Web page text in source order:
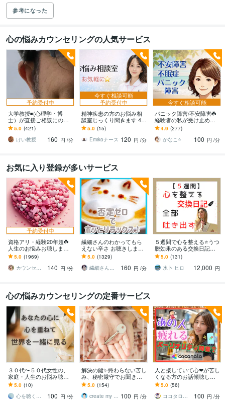
参考になった
心の悩みカウンセリングの人気サービス
予約受付中
大学教授◾️(心理学・博
士）が直接ご相談にのり
ます 学生さんが、心理学
の先生に恋愛相談するよ
うなお気軽さでどうぞ
5.0 (421)
けい教授
160 円 /分
今すぐ相談可能
予約受付中
精神疾患の方のお悩み相
談室じっくり聞きます 48
時間以内にあなただけの
Word資料を無料でお届け
します
5.0 (15)
Emikoナース 120 円 /分
今すぐ相談可能
パニック障害/不安障害☘️
経験者の私が受け止めま
す これってパニック障
害？様々な対処法、あな
たと一緒に考えます
4.9 (277)
かなこ⭐️
100 円 /分
お気に入り登録が多いサービス
予約受付中
資格アリ・経験20年超☘️
人生のお悩みお聴します
鬱・HSP・介護障害・毒
親・恋愛・仕事・育児・
占い依存etc
5.0 (1969)
カウンセリング事務所☘️オフィスカノン
140 円 /分
繊細さんのわかってもら
えない辛さ お聴きします
HSP/モヤモヤを手放す一
歩☘️自分を大切にする✨を
始めよう
5.0 (1329)
繊細さん相談室☘️野崎真礼（まひろ）
160 円 /分
５週間で心を整える⭐うつ
脱効果のある交換日記し
ます 【通常版】気持ちを
吐き出す、習慣化❗
5.0 (131)
水卜 ヒロ
12,000 円
心の悩みカウンセリングの定番サービス
３０代〜５０代女性の、
家庭・人生のお悩み聴き
ます 心理カウンセラーが
傾聴することによって、
心は軽くなります。
5.0 (10)
心を聴く人 智（とも）
100 円 /分
解決の鍵✨終わらない苦し
み、秘密厳守でお聞きし
ます ✨出口が見えない、
あなたの味方になって、
優しく相談にのります
5.0 (154)
create my life 100 円 /分
人と接していて心❤が苦し
くなる方のお話傾聴しま
す 境界性/自己愛性/パーソ
ナリティ障害/人格障害/発
達障害
5.0 (56)
ココタロウ☆メンタルレリーブ
100 円 /分